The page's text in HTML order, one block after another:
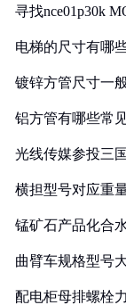
寻找nce01p30k
电梯的尺寸有哪
镀锌方管尺寸一
铝方管有哪些常
光线传媒参投三
横担型号对应重
锰矿石产品化合
曲臂车规格型号
配电柜母排螺栓